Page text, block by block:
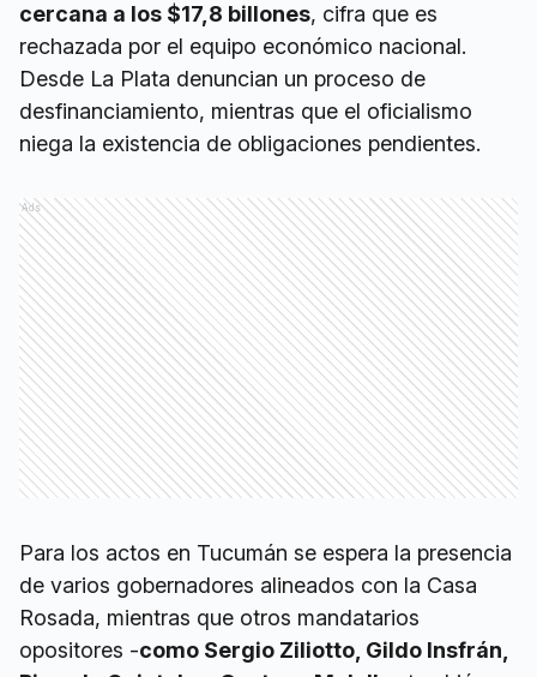
cercana a los $17,8 billones, cifra que es
rechazada por el equipo económico nacional.
Desde La Plata denuncian un proceso de
desfinanciamiento, mientras que el oficialismo
niega la existencia de obligaciones pendientes.
Ads
Para los actos en Tucumán se espera la presencia
de varios gobernadores alineados con la Casa
Rosada, mientras que otros mandatarios
opositores -como Sergio Ziliotto, Gildo Insfrán,